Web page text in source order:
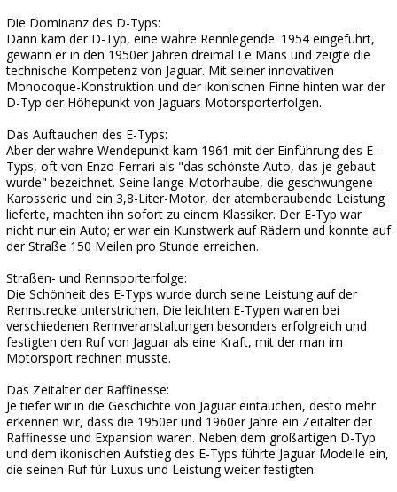
Die Dominanz des D-Typs:
Dann kam der D-Typ, eine wahre Rennlegende. 1954 eingeführt,
gewann er in den 1950er Jahren dreimal Le Mans und zeigte die
technische Kompetenz von Jaguar. Mit seiner innovativen
Monocoque-Konstruktion und der ikonischen Finne hinten war der
D-Typ der Höhepunkt von Jaguars Motorsporterfolgen.
Das Auftauchen des E-Typs:
Aber der wahre Wendepunkt kam 1961 mit der Einführung des E-
Typs, oft von Enzo Ferrari als "das schönste Auto, das je gebaut
wurde" bezeichnet. Seine lange Motorhaube, die geschwungene
Karosserie und ein 3,8-Liter-Motor, der atemberaubende Leistung
lieferte, machten ihn sofort zu einem Klassiker. Der E-Typ war
nicht nur ein Auto; er war ein Kunstwerk auf Rädern und konnte auf
der Straße 150 Meilen pro Stunde erreichen.
Straßen- und Rennsporterfolge:
Die Schönheit des E-Typs wurde durch seine Leistung auf der
Rennstrecke unterstrichen. Die leichten E-Typen waren bei
verschiedenen Rennveranstaltungen besonders erfolgreich und
festigten den Ruf von Jaguar als eine Kraft, mit der man im
Motorsport rechnen musste.
Das Zeitalter der Raffinesse:
Je tiefer wir in die Geschichte von Jaguar eintauchen, desto mehr
erkennen wir, dass die 1950er und 1960er Jahre ein Zeitalter der
Raffinesse und Expansion waren. Neben dem großartigen D-Typ
und dem ikonischen Aufstieg des E-Typs führte Jaguar Modelle ein,
die seinen Ruf für Luxus und Leistung weiter festigten.